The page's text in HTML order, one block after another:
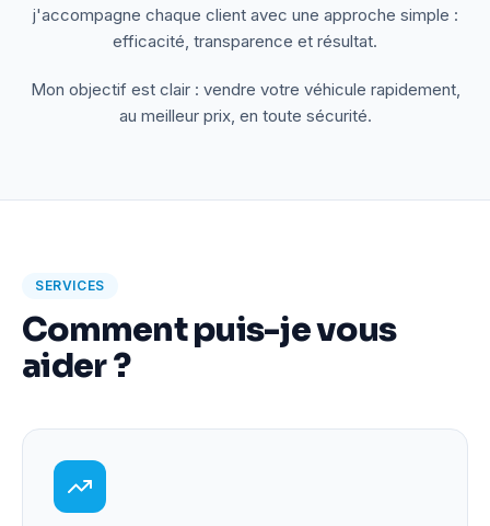
j'accompagne chaque client avec une approche simple :
efficacité, transparence et résultat.
Mon objectif est clair : vendre votre véhicule rapidement,
au meilleur prix, en toute sécurité.
SERVICES
Comment puis-je vous
aider ?